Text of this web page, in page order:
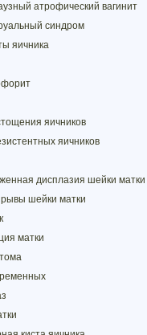
атрофический вагинит
синдром
яичника
яичников
яичников
дисплазия шейки матки
шейки матки
матки